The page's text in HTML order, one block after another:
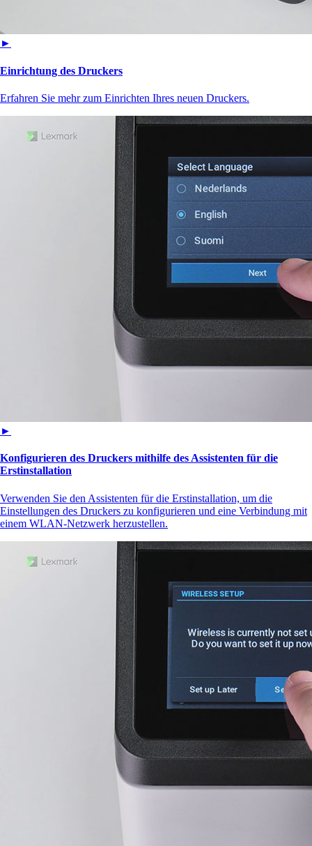
►
Einrichtung des Druckers
Erfahren Sie mehr zum Einrichten Ihres neuen Druckers.
►
Konfigurieren des Druckers mithilfe des Assistenten für die
Erstinstallation
Verwenden Sie den Assistenten für die Erstinstallation, um die
Einstellungen des Druckers zu konfigurieren und eine Verbindung mit
einem WLAN‑Netzwerk herzustellen.